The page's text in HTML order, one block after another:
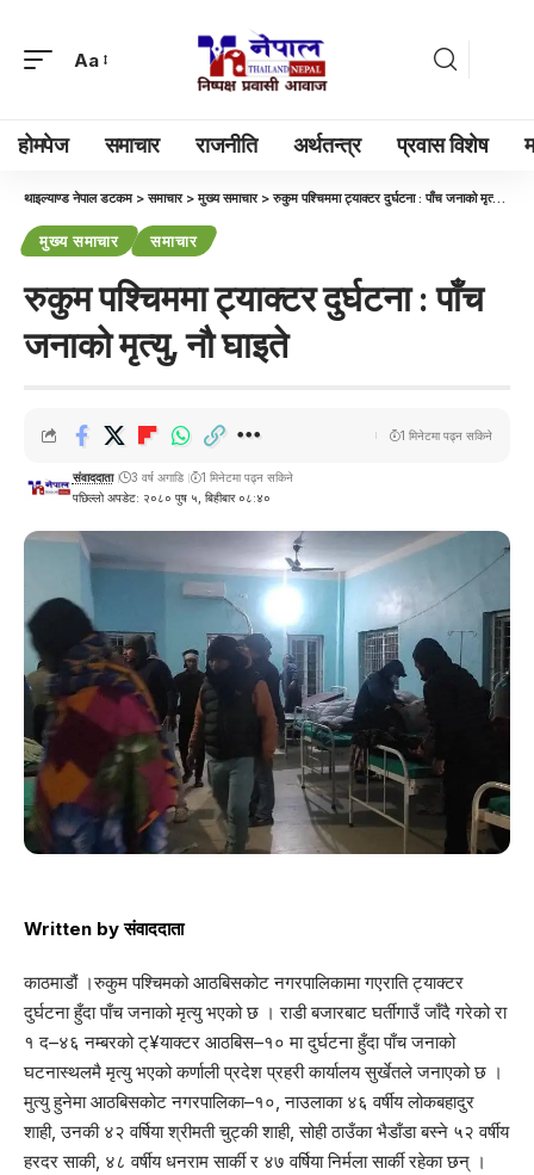
Aa
होमपेज समाचार राजनीति अर्थतन्त्र प्रवास विशेष
थाइल्याण्ड नेपाल डटकम>समाचार>मुख्य समाचार>रुकुम पश्चिममा ट्याक्टर दुर्घटना : पाँच जनाको मृत्यु, नौ घाइते
मुख्य समाचार समाचार
रुकुम पश्चिममा ट्याक्टर दुर्घटना : पाँच
जनाको मृत्यु, नौ घाइते
पछिल्लो अपडेट: २०८० पुष ५, बिहीबार ०८:४०
संवाददाता 3 वर्ष अगाडि 1 मिनेटमा पढ्न सकिने
1 मिनेटमा पढ्न सकिने
Written by संवाददाता
काठमाडौं ।रुकुम पश्चिमको आठबिसकोट नगरपालिकामा गएराति ट्याक्टर
दुर्घटना हुँदा पाँच जनाको मृत्यु भएको छ । राडी बजारबाट घर्तीगाउँ जाँदै गरेको रा
१ द–४६ नम्बरको ट्¥याक्टर आठबिस–१० मा दुर्घटना हुँदा पाँच जनाको
घटनास्थलमै मृत्यु भएको कर्णाली प्रदेश प्रहरी कार्यालय सुर्खेतले जनाएको छ ।
मुत्यु हुनेमा आठबिसकोट नगरपालिका–१०, नाउलाका ४६ वर्षीय लोकबहादुर
शाही, उनकी ४२ वर्षिया श्रीमती चुट्की शाही, सोही ठाउँका भैडाँडा बस्ने ५२ वर्षीय
हरदर साकी, ४८ वर्षीय धनराम सार्की र ४७ वर्षिया निर्मला सार्की रहेका छन् ।